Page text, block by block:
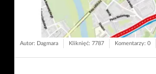
Autor: Dagmara Kliknięć: 7787 Komentarzy: 0